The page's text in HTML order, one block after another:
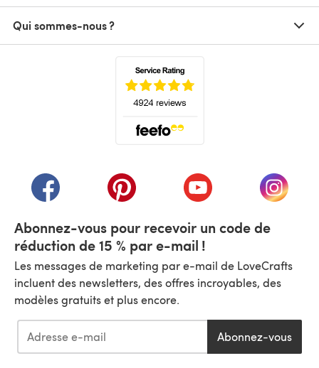
Qui sommes-nous ?
(s'ouvre dans un nouvel onglet)
(s'ouvre dans un nouvel onglet)
(s'ouvre dans un(s'ouvre
Abonnez-vous pour recevoir un code de
réduction de 15 % par e-mail !
Les messages de marketing par e-mail de LoveCrafts
incluent des newsletters, des offres incroyables, des
modèles gratuits et plus encore.
Abonnez-vous